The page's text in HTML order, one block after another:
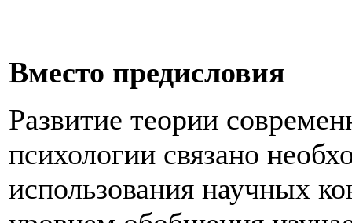
Вместо предисловия
Развитие теории
психологии связано
использования научных